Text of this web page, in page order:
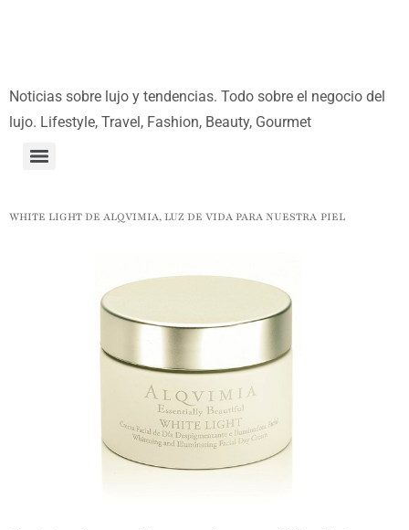
Noticias sobre lujo y tendencias. Todo sobre el negocio del
lujo. Lifestyle, Travel, Fashion, Beauty, Gourmet
WHITE LIGHT DE ALQVIMIA, LUZ DE VIDA PARA NUESTRA PIEL